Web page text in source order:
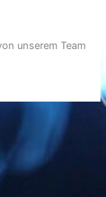
unserem Team